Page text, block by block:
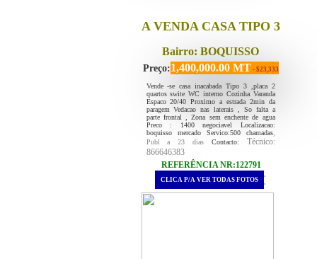
A VENDA CASA TIPO 3
Bairro: BOQUISSO
Preço:1,400,000.00 MT - $23,333
Vende -se casa inacabada Tipo 3 ,placa 2
quartos swite WC interno Cozinha Varanda
Espaco 20/40 Proximo a estrada 2min da
paragem Vedacao nas laterais , So falta a
parte frontal , Zona sem enchente de agua
Preco : 1400 negociavel Localizacao:
boquisso mercado Servico:500 chamadas,
Publ a 23 diasContacto: Técnico:
866646383
REFERÊNCIA NR:122791
.
CLICA P/A VER TODAS FOTOS .